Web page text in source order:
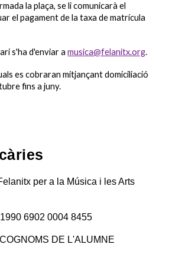
la plaça, se li comunicarà el
el pagament de la taxa de matrícula
s'ha d'enviar amusica@felanitx.org.
es cobraran mitjançant domiciliació
fins a juny.
per a la Música i les Arts
6902 0004 8455
DE L'ALUMN E